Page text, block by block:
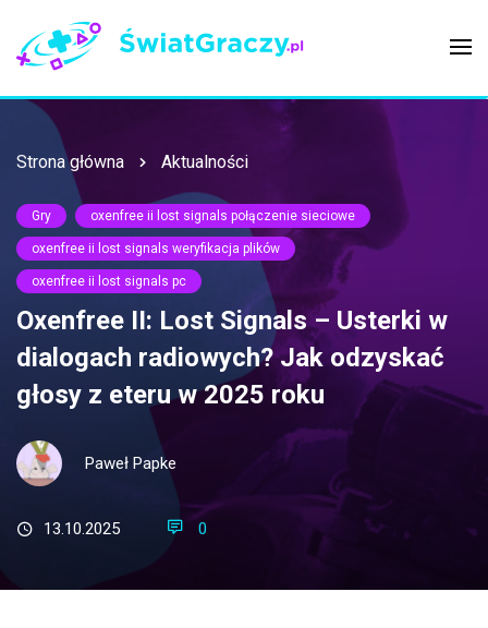
Strona główna Aktualności
Gry oxenfree ii lost signals połączenie sieciowe
oxenfree ii lost signals weryfikacja plików
oxenfree ii lost signals pc
Oxenfree II: Lost Signals – Usterki w
dialogach radiowych? Jak odzyskać
głosy z eteru w 2025 roku
Paweł Papke
13.10.2025 0